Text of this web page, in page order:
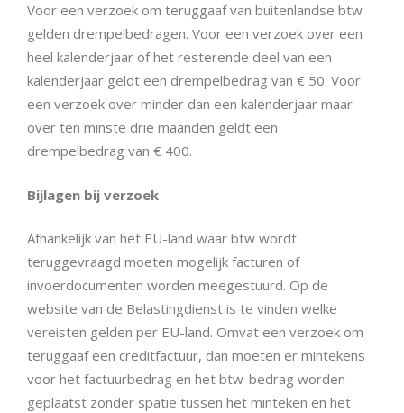
Voor een verzoek om teruggaaf van buitenlandse btw
gelden drempelbedragen. Voor een verzoek over een
heel kalenderjaar of het resterende deel van een
kalenderjaar geldt een drempelbedrag van € 50. Voor
een verzoek over minder dan een kalenderjaar maar
over ten minste drie maanden geldt een
drempelbedrag van € 400.
Bijlagen bij verzoek
Afhankelijk van het EU-land waar btw wordt
teruggevraagd moeten mogelijk facturen of
invoerdocumenten worden meegestuurd. Op de
website van de Belastingdienst is te vinden welke
vereisten gelden per EU-land. Omvat een verzoek om
teruggaaf een creditfactuur, dan moeten er mintekens
voor het factuurbedrag en het btw-bedrag worden
geplaatst zonder spatie tussen het minteken en het